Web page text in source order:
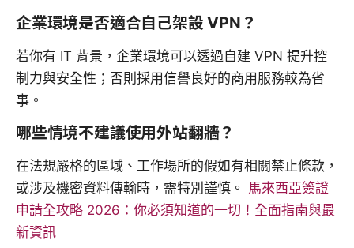
企業環境是否適合自己架設 VPN？
若你有 IT 背景，企業環境可以透過自建 VPN 提升控
制力與安全性；否則採用信譽良好的商用服務較為省
事。
哪些情境不建議使用外站翻牆？
在法規嚴格的區域、工作場所的假如有相關禁止條款，
或涉及機密資料傳輸時，需特別謹慎。 馬來西亞簽證
申請全攻略 2026：你必須知道的一切！全面指南與最
新資訊